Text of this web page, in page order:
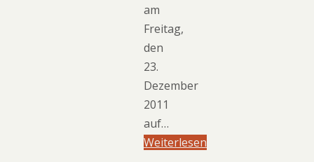
am
Freitag,
den
23.
Dezember
2011
auf…
Weiterlesen